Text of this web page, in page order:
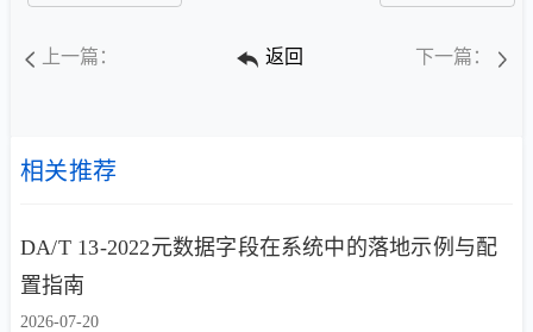
上一篇： 返回 下一篇：
相关推荐
DA/T 13-2022元数据字段在系统中的落地示例与配
置指南
2026-07-20